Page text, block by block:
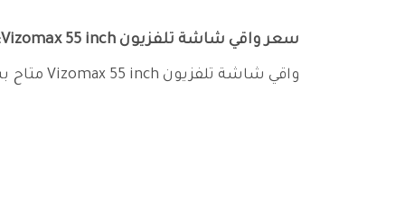
سعر واقي شاشة تلفزيون Vizomax 55 inch:
واقي شاشة تلفزيون Vizomax 55 inch متاح بسعر 488 ريال سعودي.